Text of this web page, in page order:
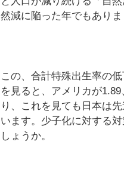
然減に陥った年でもありま
この、合計特殊出生率の
を見ると、アメリカが
り、これを見ても日本は
います。少子化に対する
しょうか。